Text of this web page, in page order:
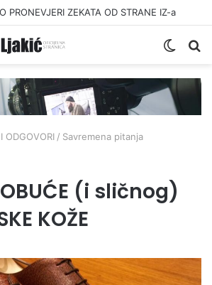
PRONEVJERI ZEKATA OD STRANE IZ-a
Switch
ODGOVORI / Savremena pitanja
OBUĆE (i sličnog)
KOŽE